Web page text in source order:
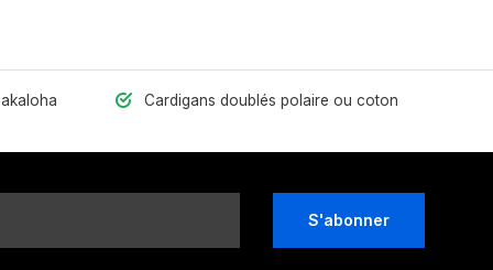
Cardigans doublés polaire ou coton
S'abonner